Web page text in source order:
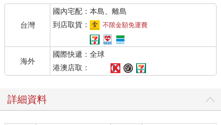
台灣
國內宅配：本島、離島
到店取貨：
不限金額免運費
海外
國際快遞：全球
港澳店取：
詳細資料